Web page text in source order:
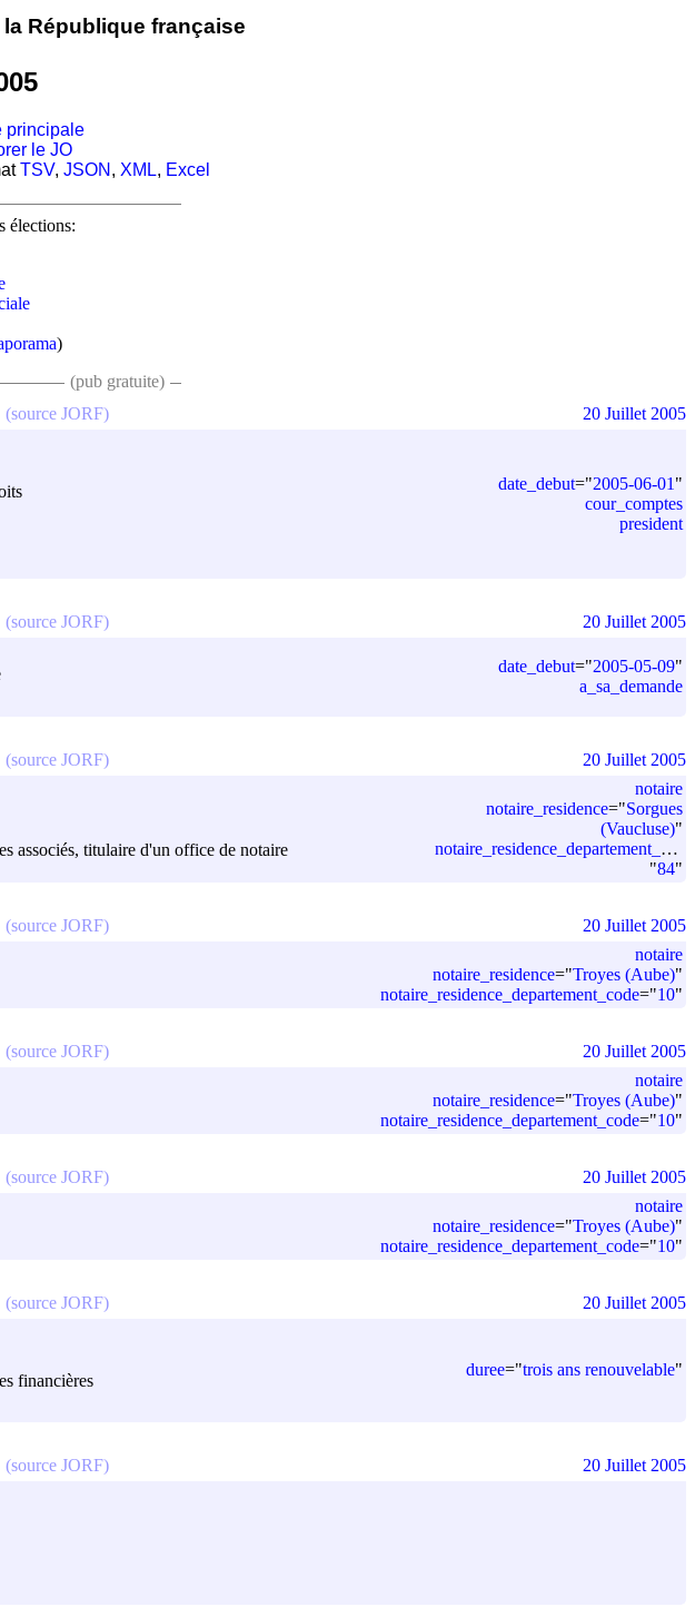
République française
principale
le JO
TSV, JSON , XML, Excel
élections:
)
(pub gratuite)
date_debut="2005-06-01 "
cour_comptes
president
(source JORF) 20 Juillet 2005
date_debut="2005-05-09"
a_sa_demande
(source JORF) 20 Juillet 2005
associés, titulaire d'un office de notaire
notaire
notaire_residence="Sorgues
(Vaucluse)"
notaire_residence_departement_code
"84"
(source JORF) 20 Juillet 2005
notaire
notaire_residence="Troyes (Aube)"
notaire_residence_departement_code="10"
(source JORF) 20 Juillet 2005
notaire
notaire_residence="Troyes (Aube)"
notaire_residence_departement_code="10"
(source JORF) 20 Juillet 2005
notaire
notaire_residence="Troyes (Aube)"
notaire_residence_departement_code="10"
(source JORF) 20 Juillet 2005
financières
duree="trois ans renouvelable"
(source JORF) 20 Juillet 2005
(source JORF) 20 Juillet 2005